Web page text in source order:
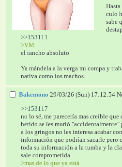
culo
sabe
>>153111
>VM
el rancho absoluto
Ya mándela a la verga mi compa y
nativa como los machos.
Bakemono 29/03/26 (Sun) 17:12:54
>>153117
no lo sé, me parecería mas creible
herido se les murió "accidentalmente"
a los gringos no les interesa acabar
información que podrían sacarle pero
toda su información a la tumba y la
sale comprometida
>mas de lo que ya está